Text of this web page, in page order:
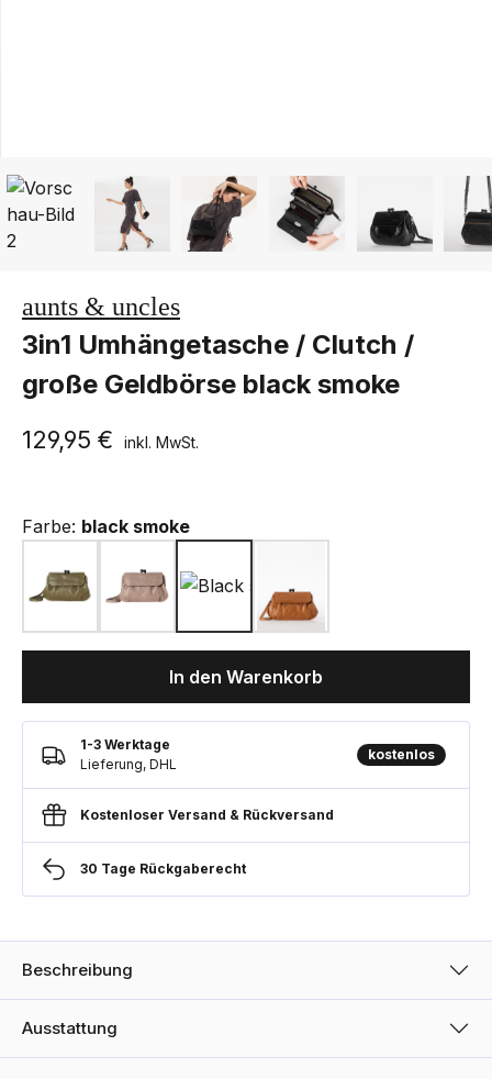
aunts & uncles
3in1 Umhängetasche / Clutch /
große Geldbörse black smoke
129,95 € inkl. MwSt.
Farbe: black smoke
In den Warenkorb
1-3 Werktage
Lieferung, DHL
kostenlos
Kostenloser Versand & Rückversand
30 Tage Rückgaberecht
Beschreibung
Ausstattung